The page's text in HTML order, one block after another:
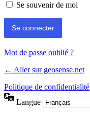
Se souvenir de moi
Mot de passe oublié ?
← Aller sur geosense.net
Politique de confidentialité
Langue